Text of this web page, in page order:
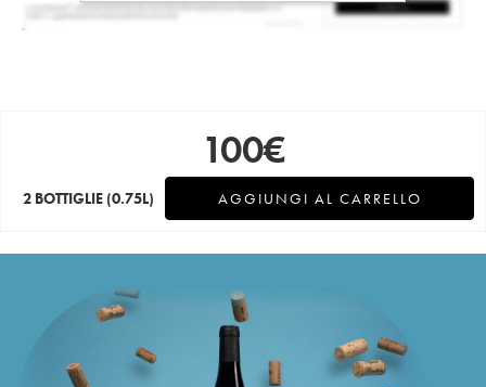
100€
2 BOTTIGLIE (0.75L) AGGIUNGI AL CARRELLO